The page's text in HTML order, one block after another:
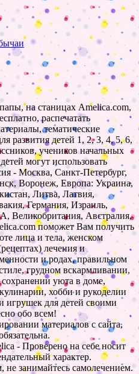
на станицах Amelica.com,
распечатать
тематические
развития детей 1, 2, 3, 4, 5, 6,
учеников начальных
могут использовать
- Москва, Санкт-Петербург,
Воронеж, Европа: Украина,
Литва, Латвия,
Германия, Израиль,
Великобритания, Австралия,
поможет Вам получить
лица и тела, женском
лечения и
и родах, правильном
грудном вскармливании,
уюта в доме,
хобби и рукоделии
игрушек для детей своими
обо всем!
материалов с сайта,
- Проверено на себе носит
характер.
не занимайтесь самолечением.